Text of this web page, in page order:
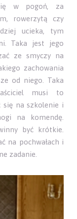
w pogoń, za
rowerzytą czy
ucieka, tym
Taka jest jego
ze smyczy na
zachowania
od niego. Taka
musi to
się na szkolenie i
na komendę.
być krótkie.
na pochwałach i
zadanie.